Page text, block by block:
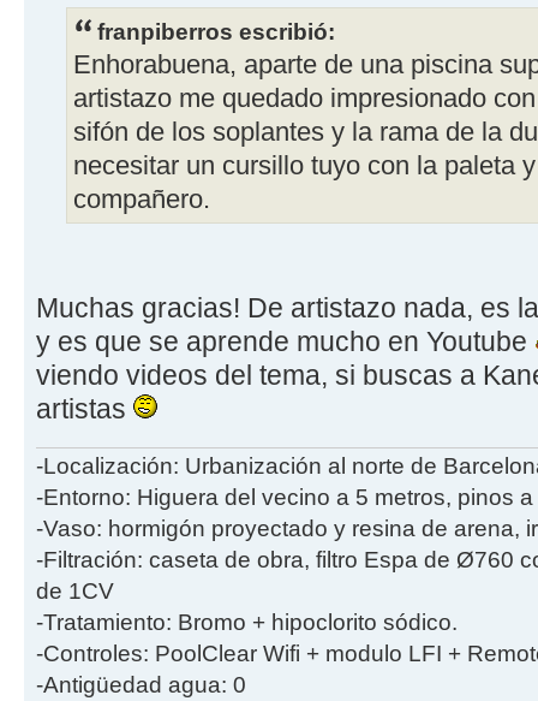
franpiberros escribió:
Enhorabuena, aparte de una piscina
artistazo me quedado impresionado
sifón de los soplantes y la rama de la
necesitar un cursillo tuyo con la paleta
compañero.
Muchas gracias! De artistazo nada, es
y es que se aprende mucho en Youtube
viendo videos del tema, si buscas a
artistas
-Localización: Urbanización al norte de
-Entorno: Higuera del vecino a 5 metros, pinos
-Vaso: hormigón proyectado y resina de arena,
-Filtración: caseta de obra, filtro Espa de Ø760
de 1CV
-Tratamiento: Bromo + hipoclorito sódico.
-Controles: PoolClear Wifi + modulo LFI +
-Antigüedad agua: 0